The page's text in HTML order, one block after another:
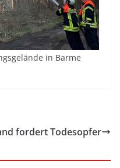
in Barme
fordert Todesopfer